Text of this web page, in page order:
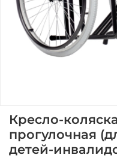
Кресло-
прогулочная
детей-